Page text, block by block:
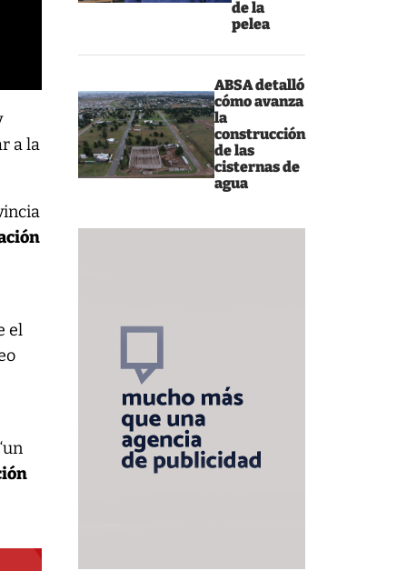
de la
pelea
ABSA detalló
cómo avanza
la
construcción
de las
cisternas de
agua
a la
el